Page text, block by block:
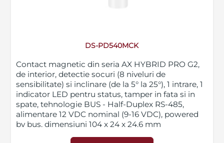
DS-PD540MCK
Contact magnetic din seria AX HYBRID PRO G2,
de interior, detectie socuri (8 niveluri de
sensibilitate) si inclinare (de la 5° la 25°), 1 intrare, 1
indicator LED pentru status, tamper in fata si in
spate, tehnologie BUS - Half-Duplex RS-485,
alimentare 12 VDC nominal (9-16 VDC), powered
by bus, dimensiuni 104 x 24 x 24.6 mm